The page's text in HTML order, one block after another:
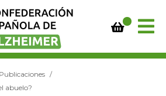
Publicaciones
abuelo?